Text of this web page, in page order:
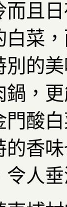
且
菜
別的
鍋，
門酸
的香
令人